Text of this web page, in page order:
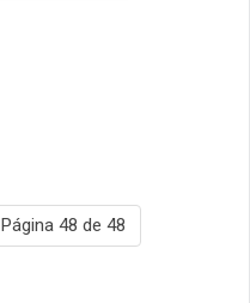
Página 48 de 48